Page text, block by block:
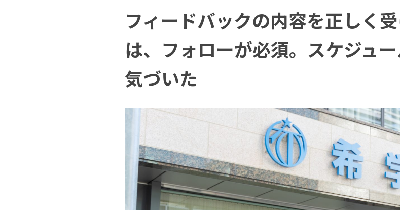
フィードバックの内容を正しく
は、フォローが必須。スケジュ
気づいた